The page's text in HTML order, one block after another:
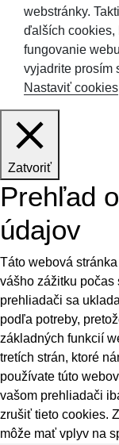
webstránky.
ďalších cookies,
fungovanie
vyjadrite prosím
Nastaviť cookies
Zatvoriť
Prehľad
údajov
Táto webová
vášho zážitku počas
prehliadači sa
podľa potreby,
základných funkcií
tretích strán, ktoré
používate túto
vašom prehliadači
zrušiť tieto cookies.
môže mať vplyv na